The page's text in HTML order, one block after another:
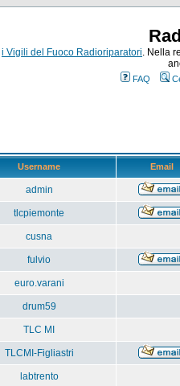
i Vigili del Fuoco Radioriparatori. Nella
FAQ
Username Email
admin
tlcpiemonte
cusna
fulvio
euro.varani
drum59
TLC MI
TLCMI-Figliastri
labtrento